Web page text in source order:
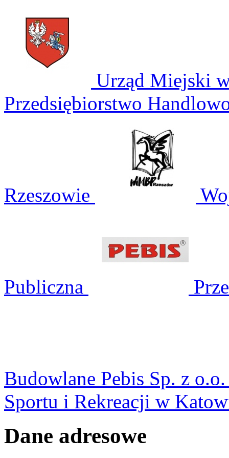
Urząd Miejski
Przedsiębiorstwo
Rzeszowie
Publiczna
Budowlane Pebis Sp. z
Sportu i Rekreacji w
Dane adresowe